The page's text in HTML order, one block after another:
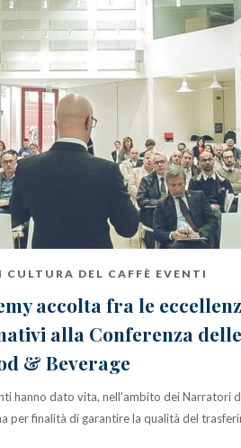
CULTURA DEL CAFFÈ EVENTI
accolta fra le
alla Conferenza delle
& Beverage
hanno dato vita, nell’ambito dei Narratori
per finalità di garantire la qualità del